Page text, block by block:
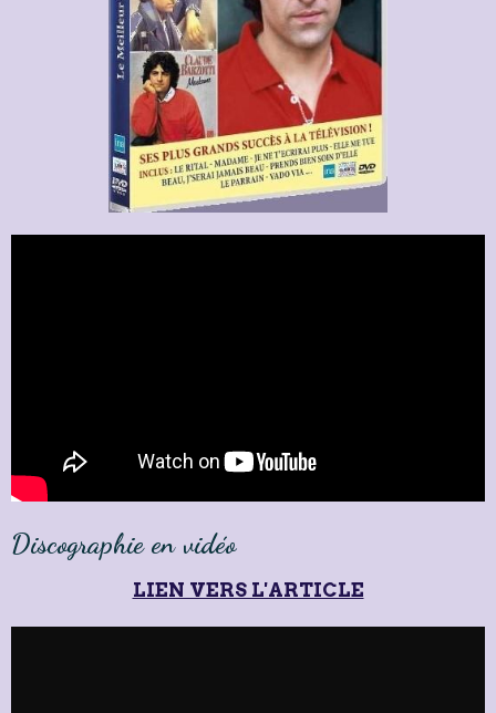
Discographie en vidéo
LIEN VERS L'ARTICLE